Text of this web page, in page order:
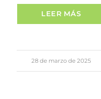
LEER MÁS
28 de marzo de 2025